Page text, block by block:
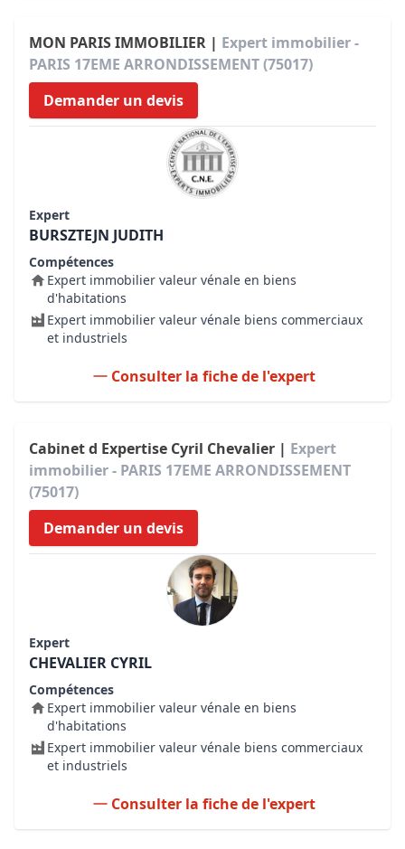
MON PARIS IMMOBILIER | Expert immobilier -
PARIS 17EME ARRONDISSEMENT (75017)
Demander un devis
Expert
BURSZTEJN JUDITH
Compétences
Expert immobilier valeur vénale en biens
d'habitations
Expert immobilier valeur vénale biens commerciaux
et industriels
Consulter la fiche de l'expert
Cabinet d Expertise Cyril Chevalier | Expert
immobilier - PARIS 17EME ARRONDISSEMENT
(75017)
Demander un devis
Expert
CHEVALIER CYRIL
Compétences
Expert immobilier valeur vénale en biens
d'habitations
Expert immobilier valeur vénale biens commerciaux
et industriels
Consulter la fiche de l'expert